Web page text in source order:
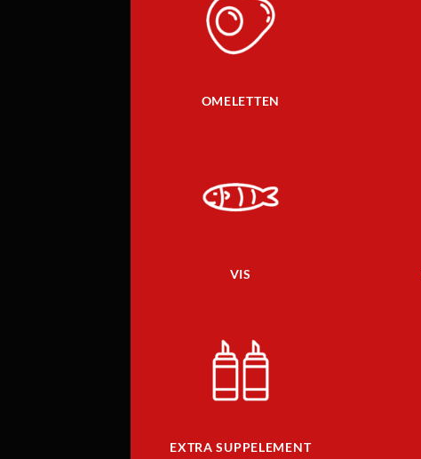
OMELETTEN
VIS
EXTRA SUPPELEMENT